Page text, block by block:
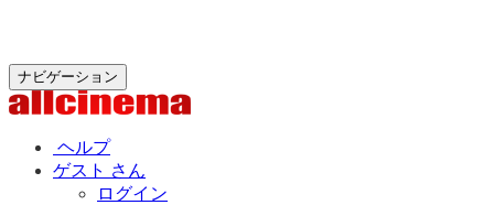
ナビゲーション
ヘルプ
ゲスト さん
ログイン